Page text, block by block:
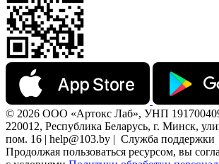
© 2026 ООО «Артокс Лаб», УНП
220012, Республика Беларусь, г. Минск,
пом. 16 | help@103.by | Служба поддержки
Продолжая пользоваться ресурсом, вы